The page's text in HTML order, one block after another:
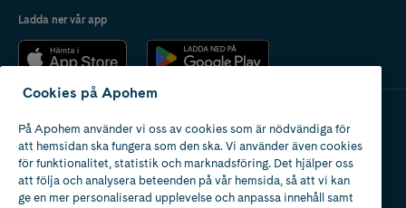
Ladda ner vår app
Apotek med tillstånd
av Läkemedelsverket
Cookies på Apohem
På Apohem använder vi oss av cookies som är nödvändiga för
att hemsidan ska fungera som den ska. Vi använder även cookies
för funktionalitet, statistik och marknadsföring. Det hjälper oss
att följa och analysera beteenden på vår hemsida, så att vi kan
ge en mer personaliserad upplevelse och anpassa innehåll samt